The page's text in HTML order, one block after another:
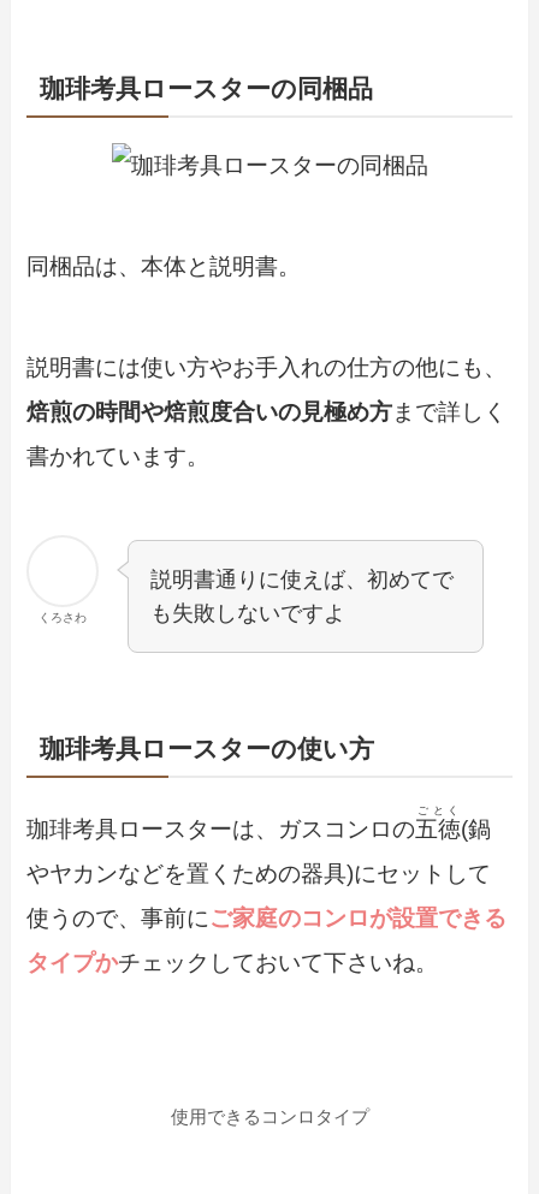
珈琲考具ロースターの同梱品
同梱品は、本体と説明書。
説明書には使い方やお手入れの仕方の他にも、
焙煎の時間や焙煎度合いの見極め方まで詳しく
書かれています。
くろさわ
説明書通りに使えば、初めてで
も失敗しないですよ
珈琲考具ロースターの使い方
珈琲考具ロースターは、 ガスコンロの五徳
ごとく
(鍋
やヤカンなどを置くための器具)にセットして
使うので、事前にご家庭のコンロが設置できる
タイプかチェック しておいて下さいね。
使用できるコンロタイプ